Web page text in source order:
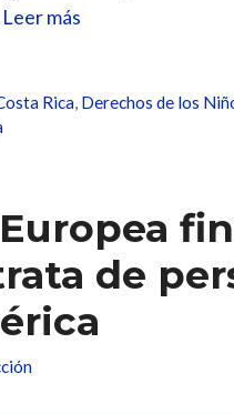
Leer más
Rica, Derechos de los
de